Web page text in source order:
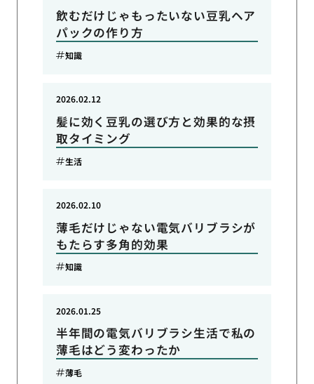
飲むだけじゃもったいない豆乳ヘア
パックの作り方
知識
髪に効く豆乳の選び方と効果的な摂
取タイミング
2026.02.12
生活
薄毛だけじゃない電気バリブラシが
もたらす多角的効果
2026.02.10
知識
半年間の電気バリブラシ生活で私の
薄毛はどう変わったか
2026.01.25
薄毛